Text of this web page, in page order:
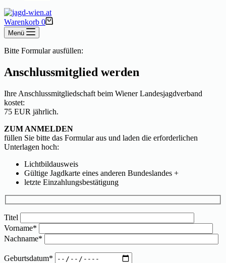
Warenkorb 0
Menü
Bitte Formular ausfüllen:
Anschlussmitglied werden
Ihre Anschlussmitgliedschaft beim Wiener Landesjagdverband
kostet:
75 EUR jährlich.
ZUM ANMELDEN
füllen Sie bitte das Formular aus und laden die erforderlichen
Unterlagen hoch:
Lichtbildausweis
Gültige Jagdkarte eines anderen Bundeslandes +
letzte Einzahlungsbestätigung
Titel
Vorname*
Nachname*
Geburtsdatum*